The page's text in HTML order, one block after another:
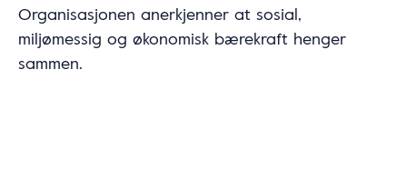
Organisasjonen anerkjenner at sosial,
miljømessig og økonomisk bærekraft henger
sammen.